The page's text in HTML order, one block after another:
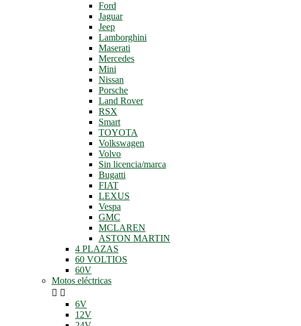
Ford
Jaguar
Jeep
Lamborghini
Maserati
Mercedes
Mini
Nissan
Porsche
Land Rover
RSX
Smart
TOYOTA
Volkswagen
Volvo
Sin licencia/marca
Bugatti
FIAT
LEXUS
Vespa
GMC
MCLAREN
ASTON MARTIN
4 PLAZAS
60 VOLTIOS
60V
Motos eléctricas
 
6V
12V